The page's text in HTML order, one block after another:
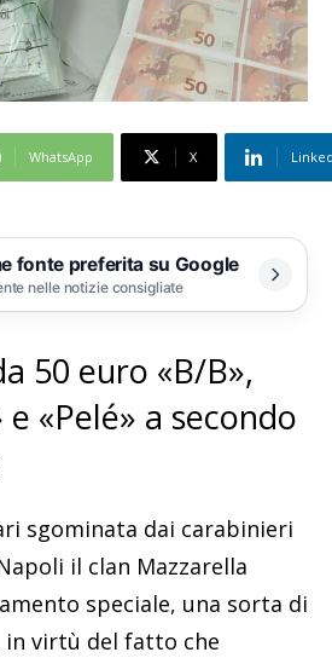
WhatsApp X
fonte preferita su Google
nelle notizie consigliate
50 euro «B/B»,
«Pelé» a secondo
sgominata dai carabinieri
il clan Mazzarella
speciale, una sorta di
in virtù del fatto che